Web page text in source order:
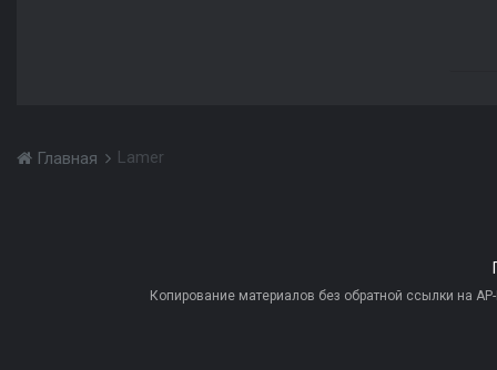
Главная Lamer
Копирование материалов без обратной ссылки на